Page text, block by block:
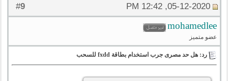
#
9 05-12-2020, 12:42 PM
mohamedlee
عضو متميز
رد: هل حد مصرى جرب استخدام بطاقة fxdd للسحب